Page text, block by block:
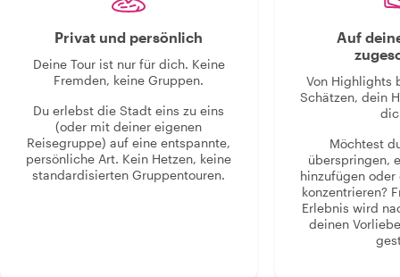
Privat und persönlich
Deine Tour ist nur für dich. Keine
Fremden, keine Gruppen.
Du erlebst die Stadt eins zu eins
(oder mit deiner eigenen
Reisegruppe) auf eine entspannte,
persönliche Art. Kein Hetzen, keine
standardisierten Gruppentouren.
Auf
Von Highlights
Schätzen, dein
Möchtest
überspringen,
hinzufügen
konzentrieren?
Erlebnis wird
deinen